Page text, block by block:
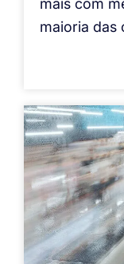
maioria das